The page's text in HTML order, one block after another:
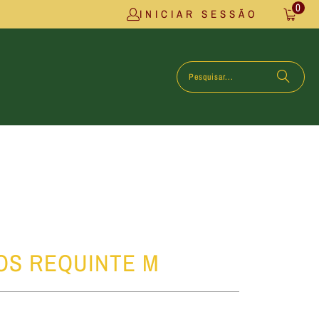
INICIAR SESSÃO 0
REQUINTE M